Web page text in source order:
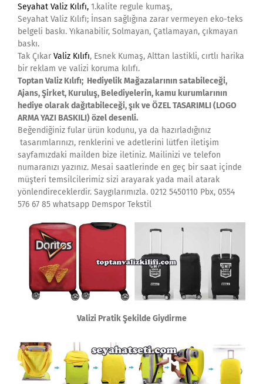
Seyahat Valiz Kılıfı, 1.kalite regule kumaş,
Seyahat Valiz Kılıfı; İnsan sağlığına zarar vermeyen eko-teks
belgeli baskı. Yıkanabilir, Solmayan, Çatlamayan, çıkmayan
baskı.
Tak Çıkar Valiz Kılıfı, Esnek Kumaş, Alttan lastikli, cırtlı harika
bir reklam ve valizi koruma kılıfı.
Toptan Valiz Kılıfı; Hediyelik Mağazalarının satabileceği,
Ajans, Şirket, Kuruluş, Belediyelerin, kamu kurumlarının
hediye olarak dağıtabileceği, şık ve ÖZEL TASARIMLI (LOGO
ARMA YAZI BASKILI) özel desenli.
Beğendiğiniz fular ürün kodunu, ya da hazırladığınız
tasarımlarınızı, renklerini ve adetlerini lütfen iletişim
sayfamızdaki mailden bize iletiniz. Mailinizi ve telefon
numaranızı yazınız. Mesai saatlerinde en geç bir saat içinde
müşteri temsilcilerimiz sizi arayarak yada mail atarak
yönlendireceklerdir. Saygılarımızla. 0212 5450110 Pbx, 0554
576 67 85 whatsapp Demspor Tekstil
Valizi Pratik Şekilde Giydirme